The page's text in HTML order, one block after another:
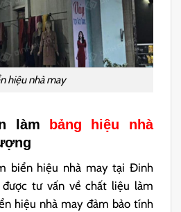
hiệu nhà may
làm
bảng hiệu nhà
biển hiệu nhà may tại Đinh
được tư vấn về chất liệu làm
hiệu nhà may đảm bảo tính